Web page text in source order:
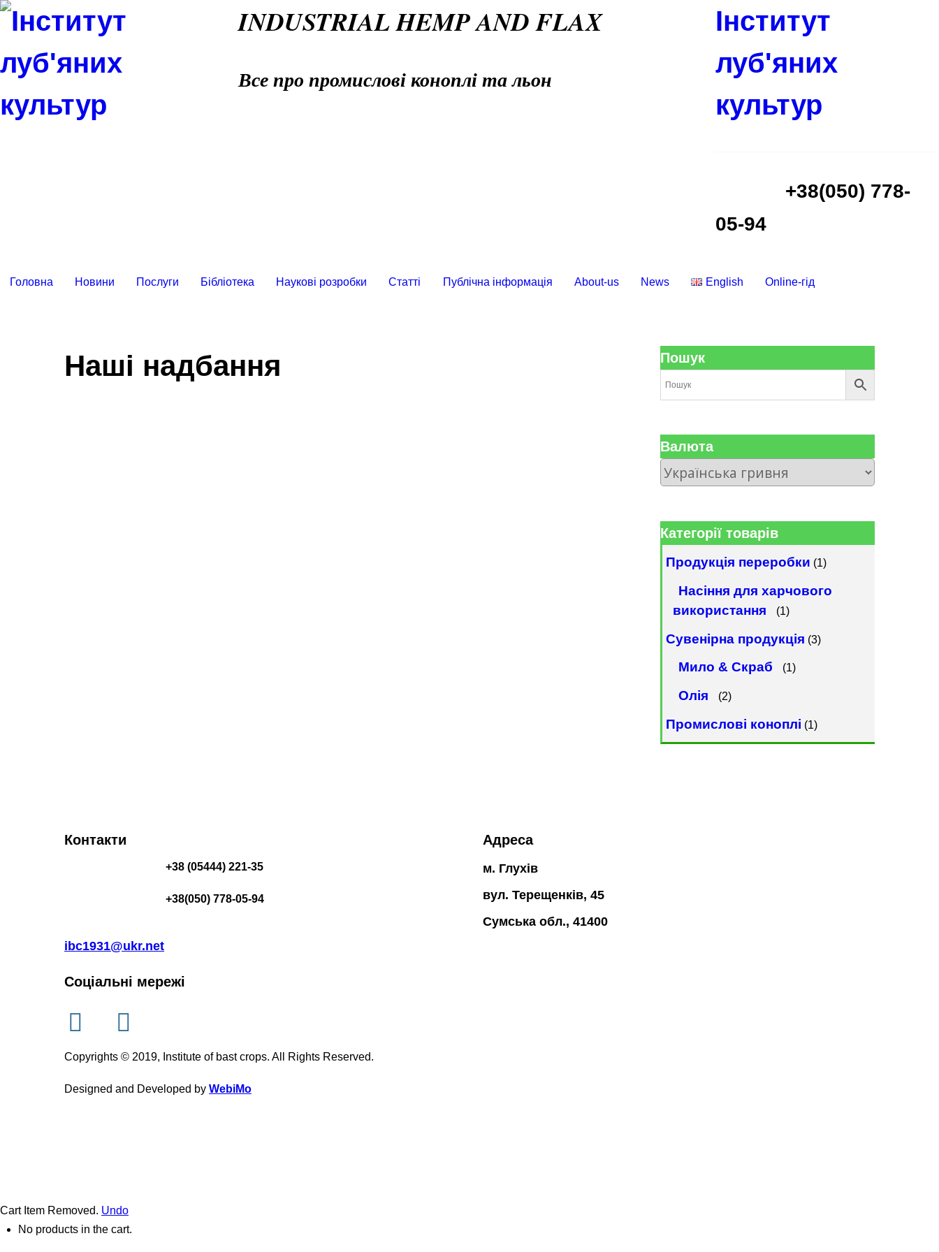
INDUSTRIAL HEMP AND FLAX
Все про промислові коноплі та льон
Інститут
луб'яних
культур
+38(050) 778-
05-94
Головна Новини Послуги Бібліотека Наукові розробки Статті Публічна інформація About-us News English Online-гід
Наші надбання Пошук
Валюта
Категорії товарів
Продукція переробки (1)
Насіння для харчового
використання
(1)
Сувенірна продукція (3)
Мило & Скраб (1)
Олія (2)
Промислові коноплі (1)
Контакти
+38 (05444) 221-35
+38(050) 778-05-94
ibc1931@ukr.net
Соціальні мережі
Copyrights © 2019, Institute of bast crops. All Rights Reserved.
Designed and Developed by WebiMo
Адреса
м. Глухів
вул. Терещенків, 45
Сумська обл., 41400
Cart Item Removed. Undo
No products in the cart.